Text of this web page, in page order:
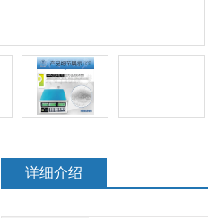
详细介绍